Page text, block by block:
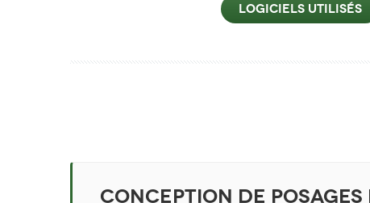
LOGICIELS UTILISÉS
Conception de